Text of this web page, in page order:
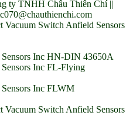
ty TNHH Châu Thiên Chí ||
Vacuum Switch Anfield Sensors
Inc HN-DIN 43650A
Inc FL-Flying
Inc FLWM
Vacuum Switch Anfield Sensors